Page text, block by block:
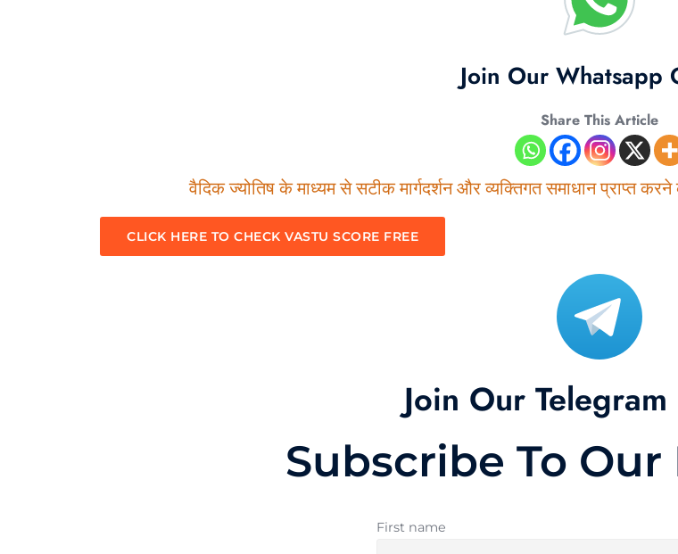
Join Our Whatsapp
Share This Article
वैदिक ज्योतिष के माध्यम से सटीक मार्गदर्शन और व्यक्तिगत समाधान प्राप्त
CLICK HERE TO CHECK VASTU SCORE FREE
Join Our
Subscribe To
First name